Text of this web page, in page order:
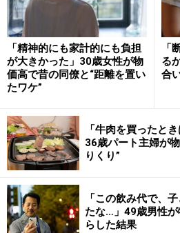
「衣服代を削った。食費や通信
が、洋服は買い物に行く回数を
えば事足りるため。優先度を考
た」
こうして女性はおよそ月1万
た、テーマパークなどレジャー
も安く抑えるために、前売り券
いるといい、女性の堅実ぶりが
「精神的にも家計的にも負担
が大きかった」30歳女性が物
価高で昔の同僚と“距離を置い
たワケ”
「
る
合
「牛肉を買ったと
36歳パート主婦が
りくり”
「この飲み代で、
たな…」49歳男性
らした結果